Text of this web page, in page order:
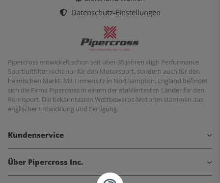
Datenschutz-Einstellungen
Pipercross entwickelt schon seit über 35 Jahren High Performance
Sportluftfilter nicht nur für den Motorsport, sondern auch für den
heimischen Markt. Mit Firmensitz in Northampton, England befindet
sich die Firma Pipercross in einem der etabliertesten Länder für den
Rennsport. Die bekanntesten Wettbewerbs-Motoren stammen aus
englischer Entwicklung und Fertigung.
Kundenservice
Über Pipercross Inc.